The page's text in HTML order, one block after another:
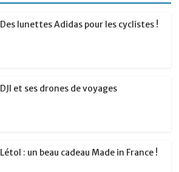
Des lunettes Adidas pour les cyclistes !
DJI et ses drones de voyages
Létol : un beau cadeau Made in France !